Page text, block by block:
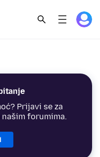
Prijavi se za
forumima.